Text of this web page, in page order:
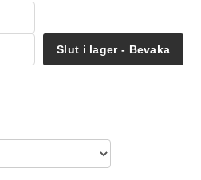
Slut i lager - Bevaka